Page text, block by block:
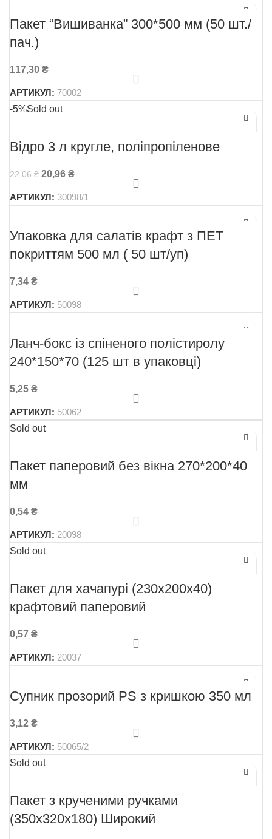
Пакет “Вишиванка” 300*500 мм (50 шт./
пач.)
117,30 ₴
АРТИКУЛ: 70002
-5%Sold out
Відро 3 л кругле, поліпропіленове
22,06₴ 20,96 ₴
АРТИКУЛ: 30098/1
Упаковка для салатів крафт з ПЕТ
покриттям 500 мл ( 50 шт/уп)
7,34 ₴
АРТИКУЛ: 50098
Ланч-бокс із спіненого полістиролу
240*150*70 (125 шт в упаковці)
5,25 ₴
АРТИКУЛ: 50062
Sold out
Пакет паперовий без вікна 270*200*40
мм
0,54 ₴
АРТИКУЛ: 20098
Sold out
Пакет для хачапурі (230х200х40)
крафтовий паперовий
0,57 ₴
АРТИКУЛ: 20037
Супник прозорий PS з кришкою 350 мл
3,12 ₴
АРТИКУЛ: 50065/2
Sold out
Пакет з крученими ручками
(350х320х180) Широкий